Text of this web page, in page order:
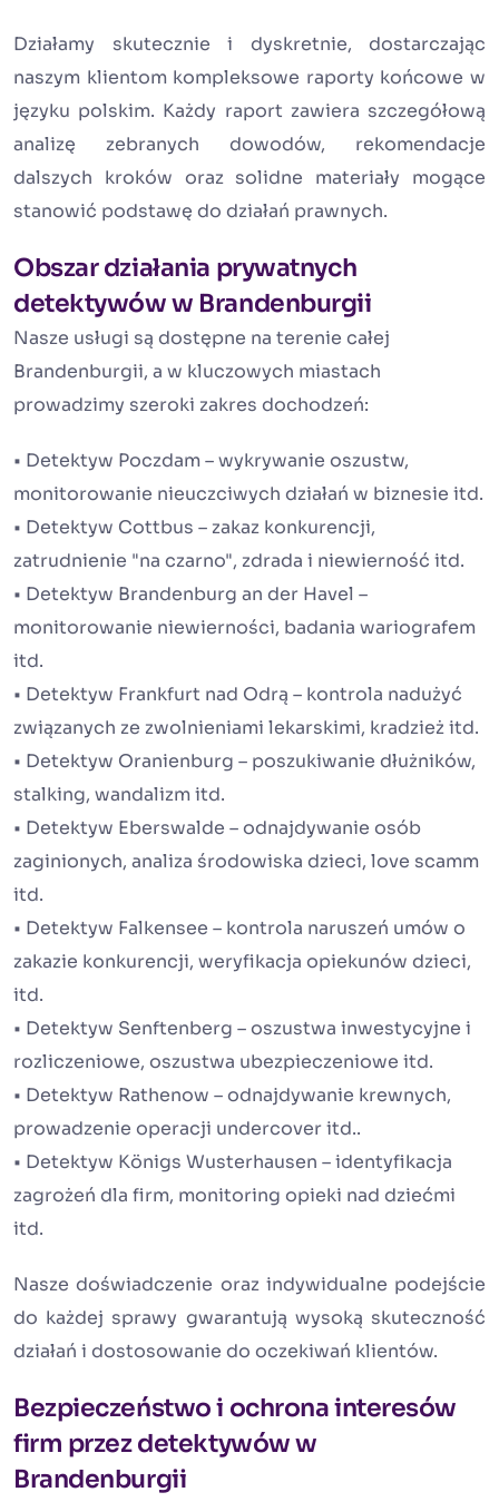
Działamy skutecznie i dyskretnie, dostarczając
naszym klientom kompleksowe raporty końcowe w
języku polskim. Każdy raport zawiera szczegółową
analizę zebranych dowodów, rekomendacje
dalszych kroków oraz solidne materiały mogące
stanowić podstawę do działań prawnych.
Obszar działania prywatnych
detektywów w Brandenburgii
Nasze usługi są dostępne na terenie całej
Brandenburgii, a w kluczowych miastach
prowadzimy szeroki zakres dochodzeń:
• Detektyw Poczdam – wykrywanie oszustw,
monitorowanie nieuczciwych działań w biznesie itd.
• Detektyw Cottbus – zakaz konkurencji,
zatrudnienie "na czarno", zdrada i niewierność itd.
• Detektyw Brandenburg an der Havel –
monitorowanie niewierności, badania wariografem
itd.
• Detektyw Frankfurt nad Odrą – kontrola nadużyć
związanych ze zwolnieniami lekarskimi, kradzież itd.
• Detektyw Oranienburg – poszukiwanie dłużników,
stalking, wandalizm itd.
• Detektyw Eberswalde – odnajdywanie osób
zaginionych, analiza środowiska dzieci, love scamm
itd.
• Detektyw Falkensee – kontrola naruszeń umów o
zakazie konkurencji, weryfikacja opiekunów dzieci,
itd.
• Detektyw Senftenberg – oszustwa inwestycyjne i
rozliczeniowe, oszustwa ubezpieczeniowe itd.
• Detektyw Rathenow – odnajdywanie krewnych,
prowadzenie operacji undercover itd..
• Detektyw Königs Wusterhausen – identyfikacja
zagrożeń dla firm, monitoring opieki nad dziećmi
itd.
Nasze doświadczenie oraz indywidualne podejście
do każdej sprawy gwarantują wysoką skuteczność
działań i dostosowanie do oczekiwań klientów.
Bezpieczeństwo i ochrona interesów
firm przez detektywów w
Brandenburgii